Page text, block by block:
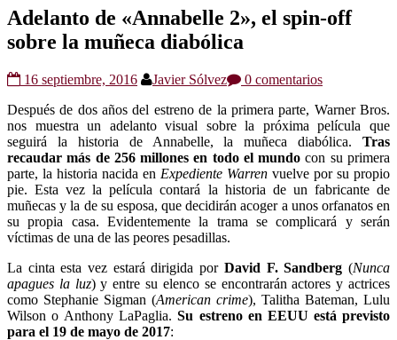
Adelanto de «Annabelle 2», el spin-off
sobre la muñeca diabólica
16 septiembre, 2016 Javier Sólvez
0 comentarios
Después de dos años del estreno de la primera parte, Warner Bros.
nos muestra un adelanto visual sobre la próxima película que
seguirá la historia de Annabelle, la muñeca diabólica. Tras
recaudar más de 256 millones en todo el mundo con su primera
parte, la historia nacida en Expediente Warren vuelve por su propio
pie. Esta vez la película contará la historia de un fabricante de
muñecas y la de su esposa, que decidirán acoger a unos orfanatos en
su propia casa. Evidentemente la trama se complicará y serán
víctimas de una de las peores pesadillas.
La cinta esta vez estará dirigida por David F. Sandberg (Nunca
apagues la luz) y entre su elenco se encontrarán actores y actrices
como Stephanie Sigman (American crime), Talitha Bateman, Lulu
Wilson o Anthony LaPaglia.Su estreno en EEUU está previsto
para el 19 de mayo de 2017: